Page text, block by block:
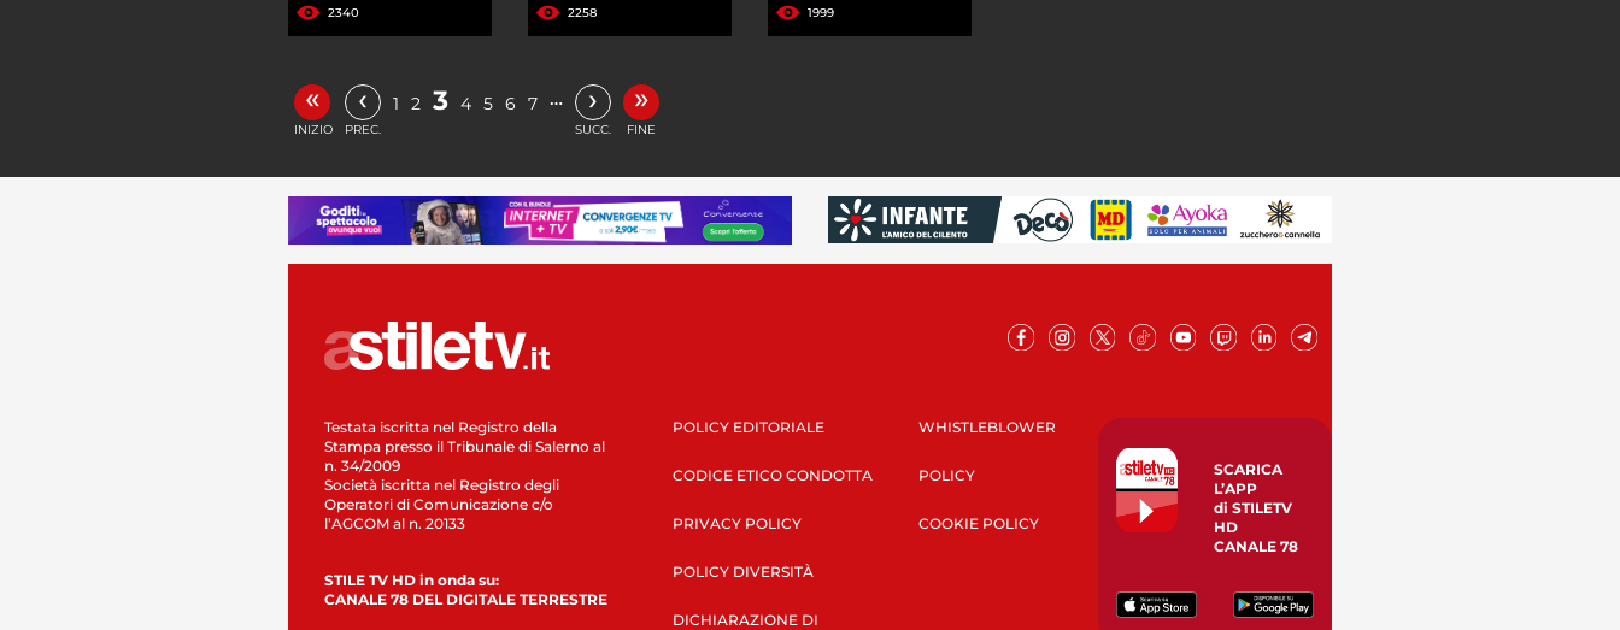
2340 2258 1999
«
INIZIO
‹
PREC.
1 2 3 4 5 6 7 … ›
SUCC.
»
FINE
Testata iscritta nel Registro della
Stampa presso il Tribunale di Salerno al
n. 34/2009
Società iscritta nel Registro degli
Operatori di Comunicazione c/o
l’AGCOM al n. 20133
STILE TV HD in onda su:
CANALE 78 DEL DIGITALE TERRESTRE
POLICY EDITORIALE
CODICE ETICO CONDOTTA
PRIVACY POLICY
POLICY DIVERSITÀ
DICHIARAZIONE DI
WHISTLEBLOWER
POLICY
COOKIE POLICY
SCARICA
L’APP
di STILETV
HD
CANALE 78